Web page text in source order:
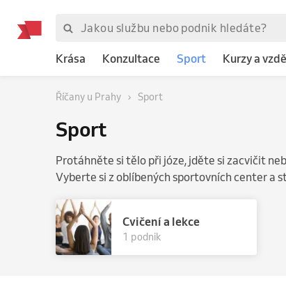
Krása Konzultace Sport Kurzy a
Říčany u Prahy Sport
Sport
Protáhněte si tělo při józe, jděte si zacvičit
Vyberte si z oblíbených sportovních center a
Cvičení a lekce
1 podnik